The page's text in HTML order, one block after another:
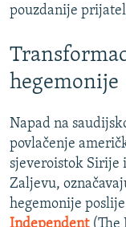
pouzdanije
hegemonije
Napad na
povlačenje
sjeveroistok Sirije
Zaljevu,
hegemonije
Independent (The